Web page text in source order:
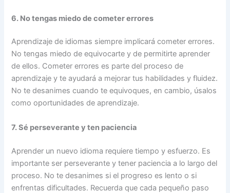
6. No tengas miedo de cometer errores
Aprendizaje de idiomas siempre implicará cometer errores.
No tengas miedo de equivocarte y de permitirte aprender
de ellos. Cometer errores es parte del proceso de
aprendizaje y te ayudará a mejorar tus habilidades y fluidez.
No te desanimes cuando te equivoques, en cambio, úsalos
como oportunidades de aprendizaje.
7. Sé perseverante y ten paciencia
Aprender un nuevo idioma requiere tiempo y esfuerzo. Es
importante ser perseverante y tener paciencia a lo largo del
proceso. No te desanimes si el progreso es lento o si
enfrentas dificultades. Recuerda que cada pequeño paso